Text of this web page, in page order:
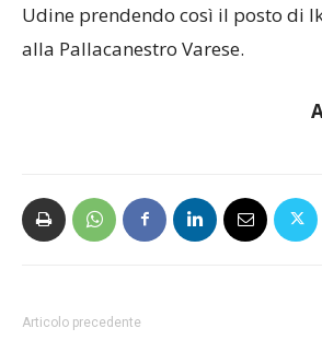
Udine prendendo così il posto di
alla Pallacanestro Varese.
Articolo precedente